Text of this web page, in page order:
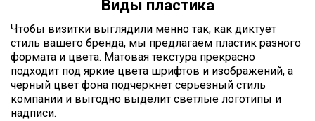
Виды пластика
Чтобы визитки выглядили менно так, как диктует
стиль вашего бренда, мы предлагаем пластик разного
формата и цвета. Матовая текстура прекрасно
подходит под яркие цвета шрифтов и изображений, а
черный цвет фона подчеркнет серьезный стиль
компании и выгодно выделит светлые логотипы и
надписи.